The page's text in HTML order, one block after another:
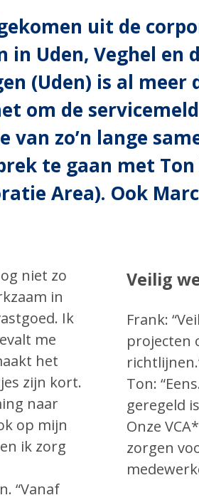
uit de
Uden, Veghel en
(Uden) is al meer
om de
van zo’n lange
te gaan met
Area). Ook
niet zo
in
Ik
me
het
zijn kort.
naar
op mijn
ik zorg
“Vanaf
Veilig
Frank:
projecten
Ton:
geregeld
Onze
zorgen